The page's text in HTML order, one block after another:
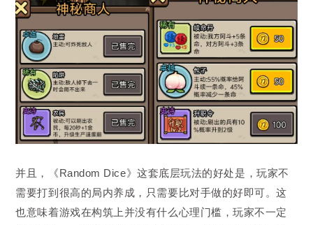
并且，《Random Dice》这套底层玩法的好处是，玩家不
需要打到很高的局内养成，只需要比对手做的好即可。这
也意味着游戏在构筑上并没有什么心理门槛，玩家不一定